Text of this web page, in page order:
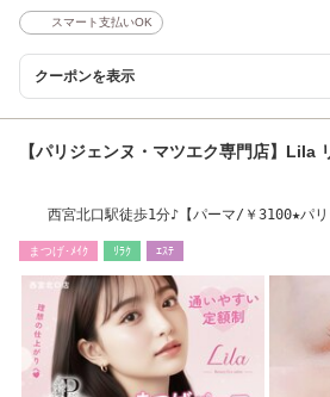
スマート支払いOK
クーポンを表示
【パリジェンヌ・マツエク専門店】
西宮北口駅徒歩1分♪【パーマ/￥3100★パ
まつげ･ﾒｲｸ ﾘﾗｸ ｴｽﾃ